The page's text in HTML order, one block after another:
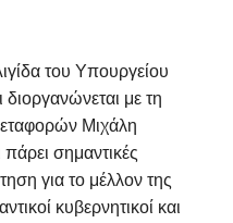
του Υπουργείου
με τη
Μιχάλη
σημαντικές
για το μέλλον της
κυβερνητικοί και